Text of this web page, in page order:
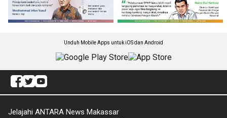
Unduh Mobile Apps untuk iOS dan Android
Jelajahi ANTARA News Makassar